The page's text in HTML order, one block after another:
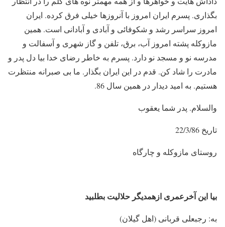
بگذاری. پسرم ایران امروز با آنروزها خیلی فرق کرده. ایران
امروز سراسر رشد و شکوفائی و آبادی و آبادانی است. همین
مازوکله پشته امروز آب، برق، تلفن و گاز شهری و آسفالت و
مدرسه نو و مسجد نو دارد. پسرم به خاطر رضای خدا بیا دل پدر و
مادرت را شاد کن. قدم در این ایران بگذار. ما بی صبرانه منتظرت
هستیم. به امید دیدار در همین سال 86.
والسلام. پدر شما یعقوب
تاریخ 22/3/86
روستای مازوکله و چارگاه
بیا این آخرعمری ازهمدیگر حلالیت بطلبید
به:‌ رجبعلی قربانی (اهل گیلان)